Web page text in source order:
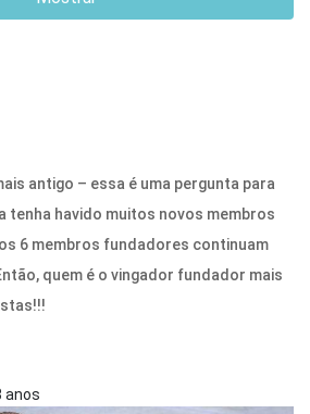
antigo – essa é uma pergunta para
tenha havido muitos novos membros
6 membros fundadores continuam
quem é o vingador fundador mais
anos